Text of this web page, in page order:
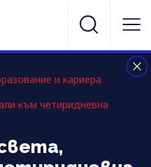
и кариера
към четиридневна